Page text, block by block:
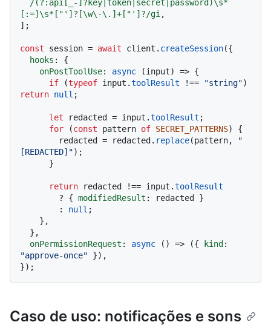
/(?:api[_-]?key|token|secret|password)\s*
[:=]\s*["']?[\w\-\.]+["']?/gi,
];
const session = await client. createSession({
hooks : {
onPostToolUse: async (input) => {
if (typeof input.toolResult !== "string"
return null ;
let redacted = input.toolResult ;
for (const pattern of SECRET_PATTERNS) {
        redacted = redacted.
replace(pattern,
"
[REDACTED]");
return redacted !== input.toolResult
        ? {
modifiedResult : redacted }
        :
null ;
onPermissionRequest : async () => ({ kind
"approve-once" }),
Caso de uso: notificações e sons